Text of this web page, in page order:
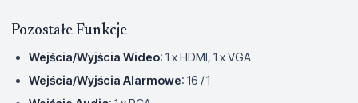
Pozostałe Funkcje
Wejścia/Wyjścia Wideo: 1 x HDMI, 1 x VGA
Wejścia/Wyjścia Alarmowe: 16 / 1